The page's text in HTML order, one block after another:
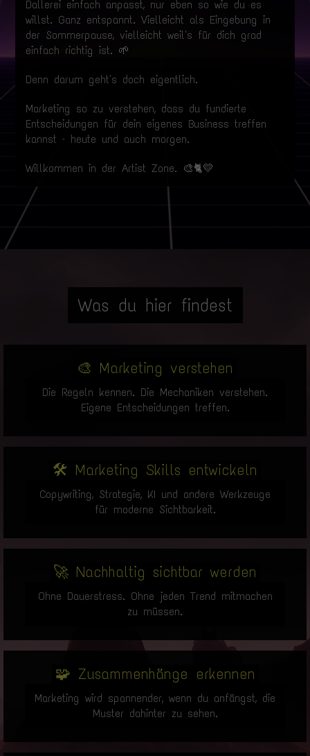
Dallerei einfach anpasst, nur eben so wie du es
willst. Ganz entspannt. Vielleicht als Eingebung in
der Sommerpause, vielleicht weil's für dich grad
einfach richtig ist. 🌱
Denn darum geht's doch eigentlich.
Marketing so zu verstehen, dass du fundierte
Entscheidungen für dein eigenes Business treffen
kannst – heute und auch morgen.
Willkommen in der Artist Zone. 🎨🐈💛
Was du hier findest
🎨 Marketing verstehen
Die Regeln kennen. Die Mechaniken verstehen.
Eigene Entscheidungen treffen.
🛠️ Marketing Skills entwickeln
Copywriting, Strategie, KI und andere Werkzeuge
für moderne Sichtbarkeit.
🚀 Nachhaltig sichtbar werden
Ohne Dauerstress. Ohne jeden Trend mitmachen
zu müssen.
🧩 Zusammenhänge erkennen
Marketing wird spannender, wenn du anfängst, die
Muster dahinter zu sehen.